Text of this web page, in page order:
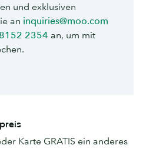
und exklusiven
an inquiries@moo.com
2354 an, um mit
Karte GRATIS ein anderes